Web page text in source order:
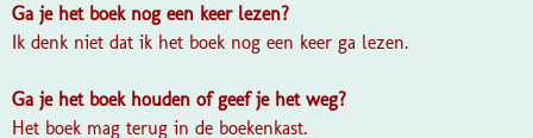
Ga je het boek nog een keer lezen?
Ik denk niet dat ik het boek nog een keer ga lezen.
Ga je het boek houden of geef je het weg?
Het boek mag terug in de boekenkast.